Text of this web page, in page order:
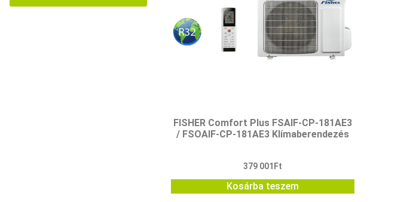
FISHER Comfort Plus FSAIF-CP-181AE3
/ FSOAIF-CP-181AE3 Klímaberendezés
379 001 Ft
Kosárba teszem